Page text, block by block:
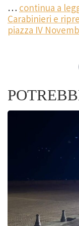
… continua a
Carabinieri e
piazza IV